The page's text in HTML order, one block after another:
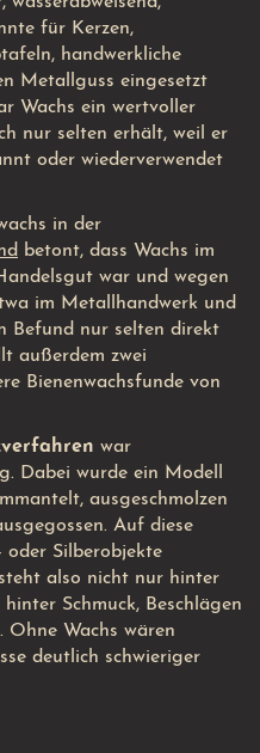
für Kerzen,
handwerkliche
Metallguss eingesetzt
Wachs ein wertvoller
nur selten erhält, weil er
oder wiederverwendet
in der
betont, dass Wachs im
war und wegen
im Metallhandwerk und
Befund nur selten direkt
außerdem zwei
Bienenwachsfunde von
war
Dabei wurde ein Modell
ausgeschmolzen
Auf diese
oder Silberobjekte
also nicht nur hinter
Schmuck, Beschlägen
Wachs wären
deutlich schwieriger